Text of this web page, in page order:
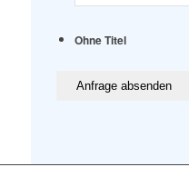
Ohne Titel